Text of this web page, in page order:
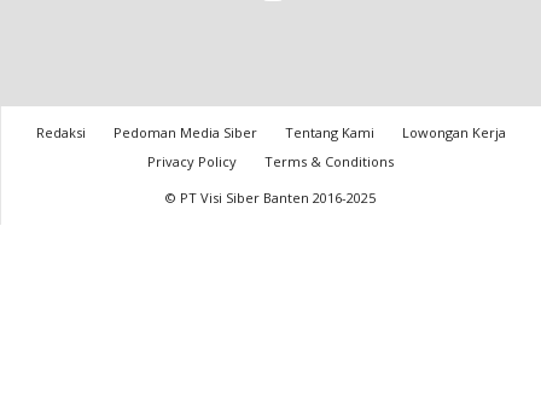
Redaksi Pedoman Media Siber Tentang Kami
Lowongan Kerja
Privacy Policy
Terms & Conditions
© PT Visi Siber Banten 2016-2025